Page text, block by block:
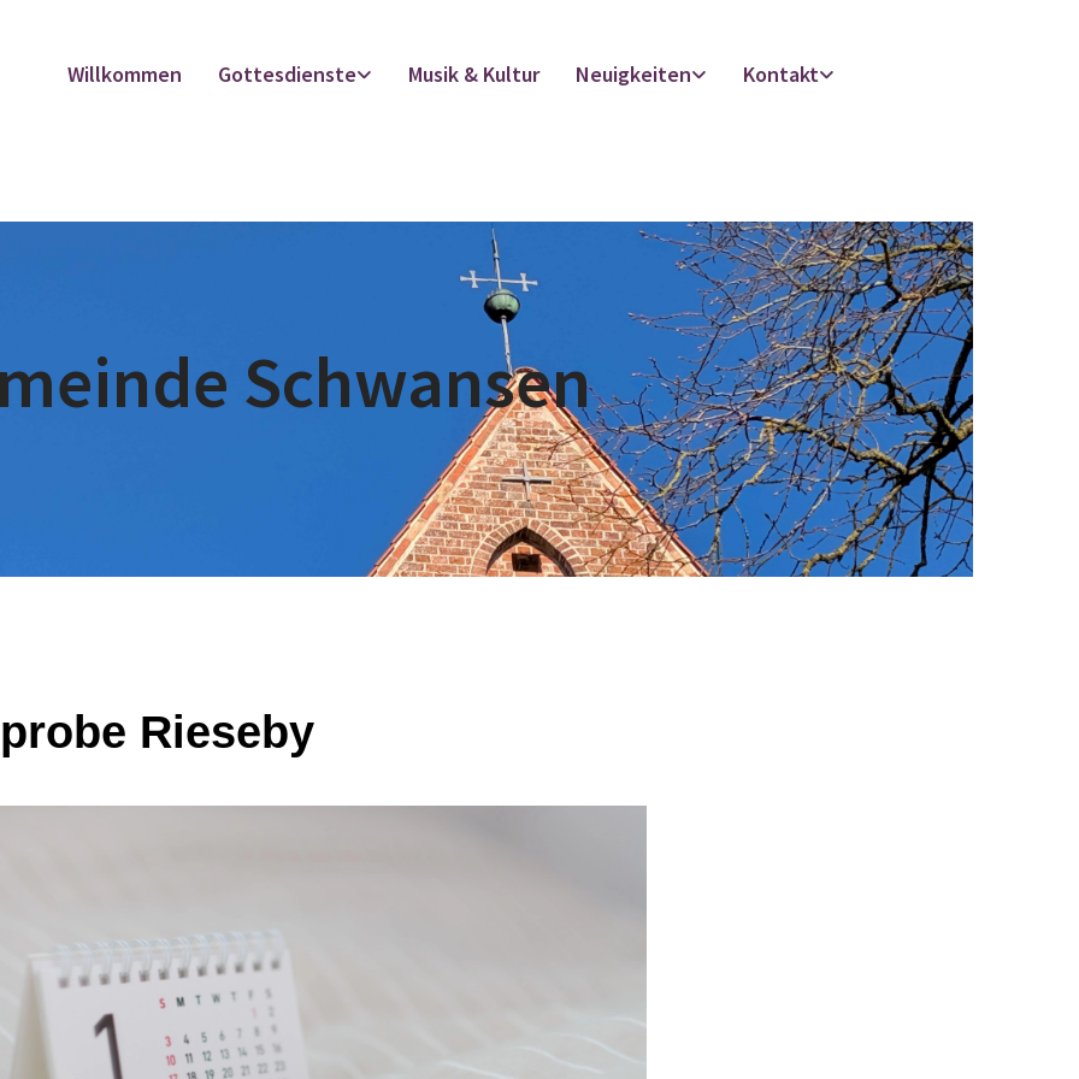
Willkommen Gottesdienste Musik & Kultur Neuigkeiten Kontakt
Schwansen
Rieseby